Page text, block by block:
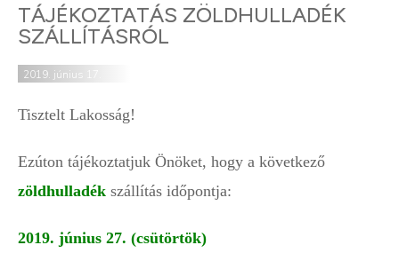
TÁJÉKOZTATÁS ZÖLDHULLADÉK
SZÁLLÍTÁSRÓL
2019. június 17.
Tisztelt Lakosság!
Ezúton tájékoztatjuk Önöket, hogy a következő
zöldhulladék szállítás időpontja:
2019. június 27. (csütörtök)